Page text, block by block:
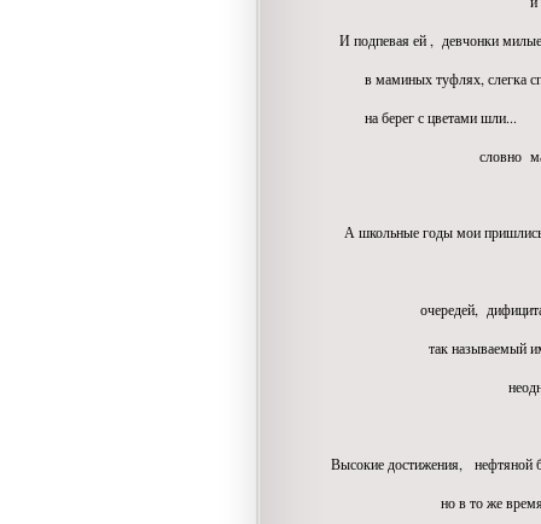
И подпевая ей , девчонки
в маминых туфлях, слегка
на берег с цветами шли...
словно
А школьные годы мои
очередей, дифицита и "
так называемый ими
Высокие достижения, нефтяной
но в то же время